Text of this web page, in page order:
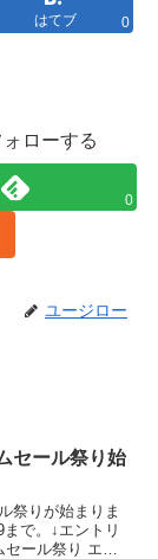
はてブ 0
ローする
0
ユージロー
セール祭り始
祭りが始まりま
で。↓エントリ
ール祭り エン